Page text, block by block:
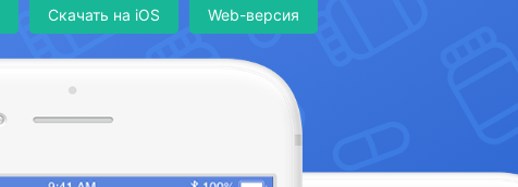
Скачать на iOS Web-версия